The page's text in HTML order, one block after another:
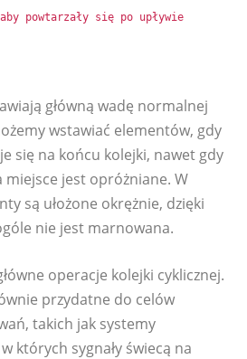
powtarzały się po upływie
główną wadę normalnej
wstawiać elementów, gdy
się na końcu kolejki, nawet gdy
miejsce jest opróżniane. W
są ułożone okrężnie, dzięki
nie jest marnowana.
operacje kolejki cyklicznej.
przydatne do celów
takich jak systemy
których sygnały świecą na